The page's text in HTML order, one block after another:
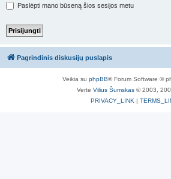
Paslėpti mano būseną šios sesijos metu
Pagrindinis diskusijų puslapis
Veikia su phpBB® Forum Software ©
Vertė Vilius Šumskas© 2003,
PRIVACY_LINK |